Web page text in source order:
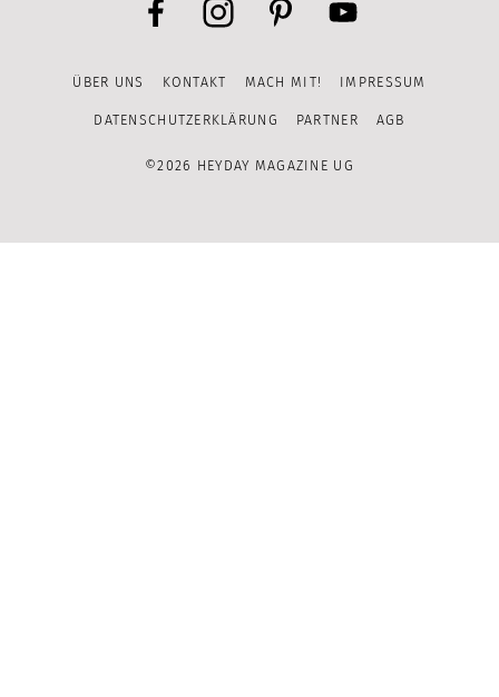
Channel
ÜBER UNS KONTAKT MACH MIT! IMPRESSUM
DATENSCHUTZERKLÄRUNG PARTNER AGB
©2026 HEYDAY MAGAZINE UG